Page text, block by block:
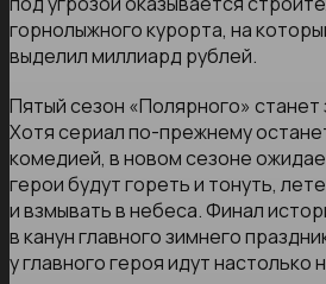
горнолыжного курорта, на
выделил миллиард рублей.
Пятый сезон «Полярного»
Хотя сериал по-прежнему
комедией, в новом сезоне
герои будут гореть и тонуть,
и взмывать в небеса. Финал
в канун главного зимнего
у главного героя идут настолько